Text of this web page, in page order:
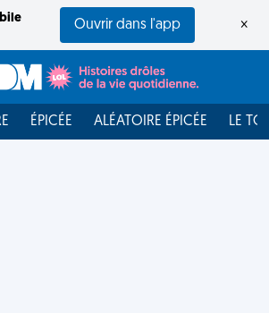
Ouvrir dans l'app ×
ÉPICÉE ALÉATOIRE ÉPICÉE LE